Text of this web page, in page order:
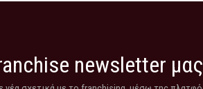
newsletter